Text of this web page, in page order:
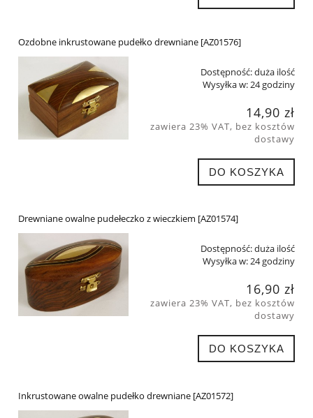
Ozdobne inkrustowane pudełko drewniane [AZ01576]
Dostępność:duża ilość
Wysyłka w:24 godziny
14,90 zł
zawiera 23% VAT, bez kosztów
dostawy
DO KOSZYKA
Drewniane owalne pudełeczko z wieczkiem [AZ01574]
Dostępność:duża ilość
Wysyłka w:24 godziny
16,90 zł
zawiera 23% VAT, bez kosztów
dostawy
DO KOSZYKA
Inkrustowane owalne pudełko drewniane [AZ01572]